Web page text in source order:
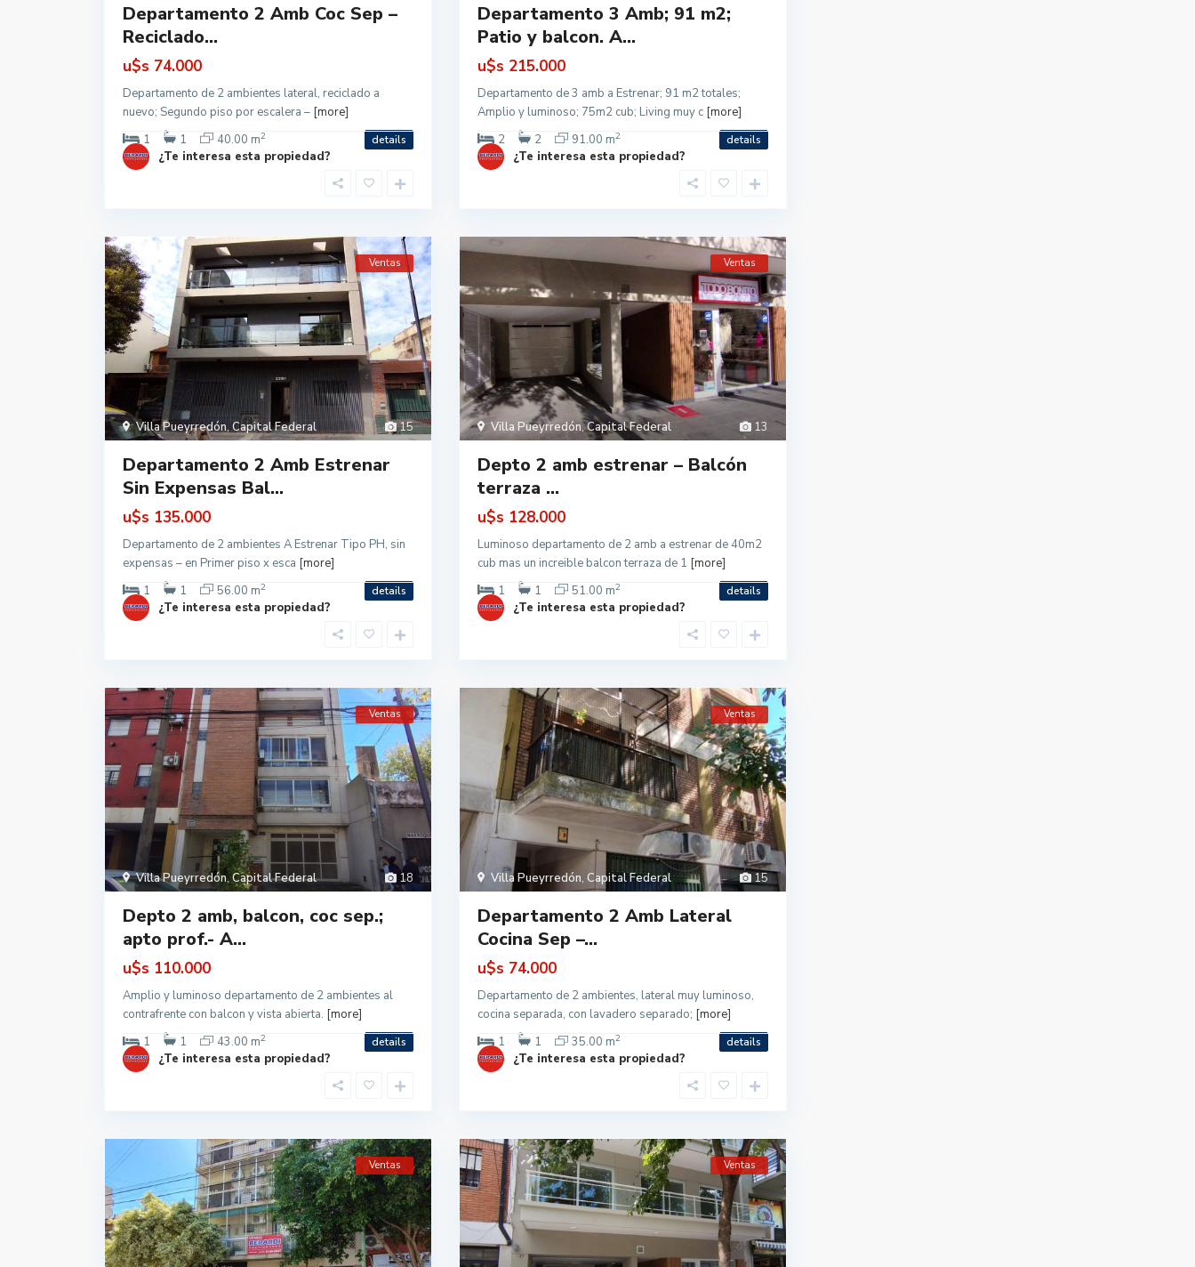
Departamento 2 Amb Coc Sep –
Reciclado...
u$s 74.000
Departamento de 2 ambientes lateral, reciclado a
nuevo; Segundo piso por escalera – [more]
1
1 40.00 m2 details
¿Te interesa esta propiedad?
Departamento 3 Amb; 91 m2;
Patio y balcon. A...
u$s 215.000
Departamento de 3 amb a Estrenar; 91 m2 totales;
Amplio y luminoso; 75m2 cub; Living muy c [more]
2
2 91.00 m2 details
¿Te interesa esta propiedad?
15
Villa Pueyrredón,Capital Federal
Ventas
Departamento 2 Amb Estrenar
Sin Expensas Bal...
u$s 135.000
Departamento de 2 ambientes A Estrenar Tipo PH, sin
expensas – en Primer piso x esca [more]
1
1 56.00 m2 details
¿Te interesa esta propiedad?
13
Villa Pueyrredón,Capital Federal
Ventas
Depto 2 amb estrenar – Balcón
terraza ...
u$s 128.000
Luminoso departamento de 2 amb a estrenar de 40m2
cub mas un increible balcon terraza de 1 [more]
1
1 51.00 m2 details
¿Te interesa esta propiedad?
18
Villa Pueyrredón,Capital Federal
Ventas
Depto 2 amb, balcon, coc sep.;
apto prof.- A...
u$s 110.000
Amplio y luminoso departamento de 2 ambientes al
contrafrente con balcon y vista abierta. [more]
1
1 43.00 m2 details
¿Te interesa esta propiedad?
15
Villa Pueyrredón, Capital Federal
Ventas
Departamento 2 Amb Lateral
Cocina Sep –...
u$s 74.000
Departamento de 2 ambientes, lateral muy luminoso,
cocina separada, con lavadero separado; [more]
1
1 35.00 m2 details
¿Te interesa esta propiedad?
Ventas Ventas